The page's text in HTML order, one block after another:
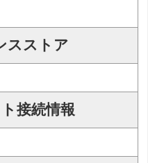
スストア
接続情報